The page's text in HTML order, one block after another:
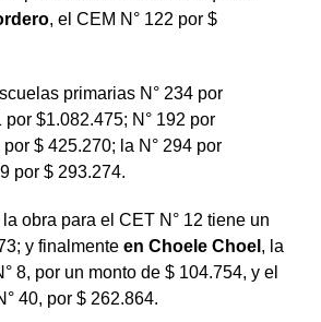
, el CEM N° 122 por $
primarias N° 234 por
por $1.082.475; N° 192 por
$ 425.270; la N° 294 por
por $ 293.274.
la obra para el CET N° 12 tiene un
y finalmente en Choele Choel , la
8, por un monto de $ 104.754, y el
40, por $ 262.864.